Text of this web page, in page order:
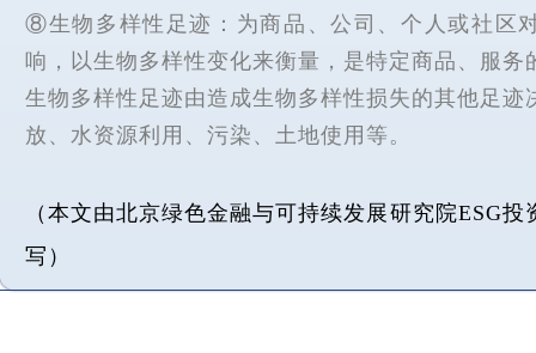
⑧生物多样性足迹：为商品、公司、个人或社区
响，以生物多样性变化来衡量，是特定商品、服务
生物多样性足迹由造成生物多样性损失的其他足迹
放、水资源利用、污染、土地使用等。
（本文由北京绿色金融与可持续发展研究院ESG
写）